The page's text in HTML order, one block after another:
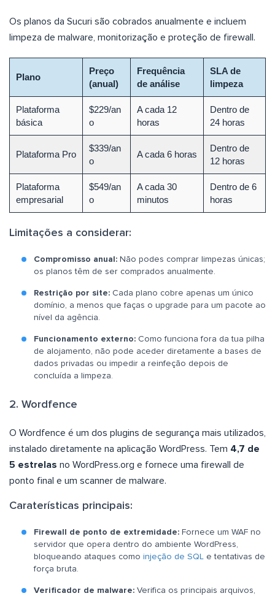
Os planos da Sucuri são cobrados anualmente e incluem
limpeza de malware, monitorização e proteção de firewall.
Plano
Preço
(anual)
Frequência
de análise
SLA de
limpeza
Plataforma
básica
$229/an
o
A cada 12
horas
Dentro de
24 horas
Plataforma Pro
$339/an
o
A cada 6 horas
Dentro de
12 horas
Plataforma
empresarial
$549/an
o
A cada 30
minutos
Dentro de 6
horas
Limitações a considerar:
Compromisso anual: Não podes comprar limpezas únicas;
os planos têm de ser comprados anualmente.
Restrição por site: Cada plano cobre apenas um único
domínio, a menos que faças o upgrade para um pacote ao
nível da agência.
Funcionamento externo: Como funciona fora da tua pilha
de alojamento, não pode aceder diretamente a bases de
dados privadas ou impedir a reinfeção depois de
concluída a limpeza.
2. Wordfence
O Wordfence é um dos plugins de segurança mais utilizados,
instalado diretamente na aplicação WordPress. Tem 4,7 de
5 estrelas no WordPress.org e fornece uma firewall de
ponto final e um scanner de malware.
Caraterísticas principais:
Firewall de ponto de extremidade: Fornece um WAF no
servidor que opera dentro do ambiente WordPress,
bloqueando ataques como injeção de SQL e tentativas de
força bruta.
Verificador de malware: Verifica os principais arquivos,